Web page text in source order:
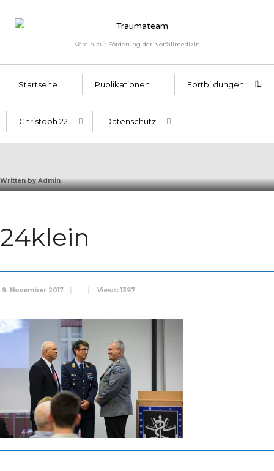
Verein zur Förderung der Notfallmedizin
Startseite Publikationen Fortbildungen
Christoph 22 Datenschutz
Written byAdmin
24klein
9. November 2017 | | Views: 1397